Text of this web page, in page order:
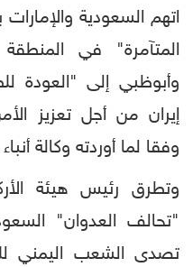
اتهم السعودية
المتآمرة" في
وأبوظبي إلى "العودة
إيران من أجل تعزيز
وفقا لما أوردته وكالة
وتطرق رئيس هيئة
"تحالف العدوان"
تصدى الشعب اليمني